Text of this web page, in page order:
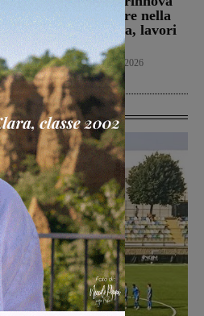
un trasformatore nella
cabina di Cascia, lavori
il 7 agosto
Attualità 6 Agosto 2026